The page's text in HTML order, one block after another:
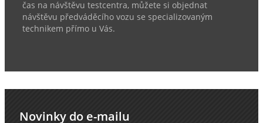
čas na návštěvu testcentra, můžete si objednat
návštěvu předváděcího vozu se specializovaným
technikem přímo u Vás.
Novinky do e-mailu